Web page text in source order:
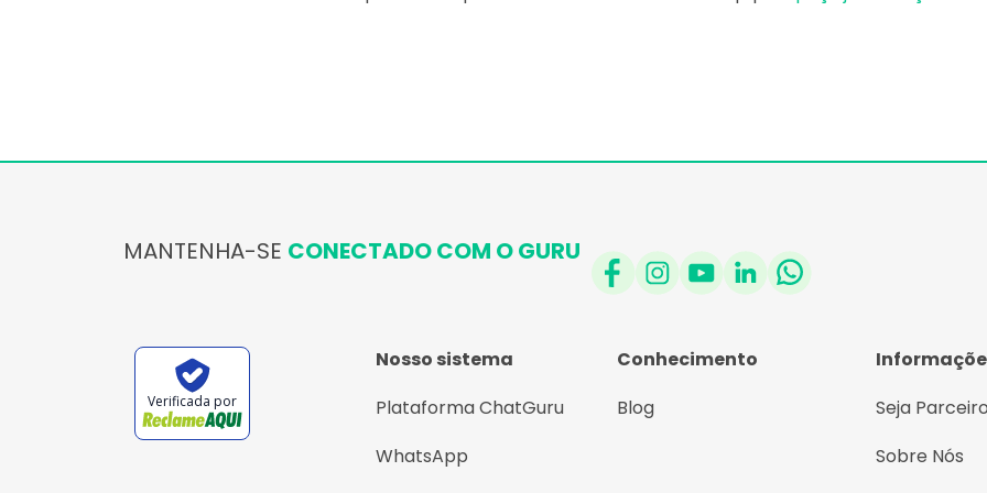
MANTENHA-SE CONECTADO COM O GURU
Verificada por
Nosso sistema
Plataforma ChatGuru
WhatsApp
Conhecimento
Blog
Seja
Sobre Nós